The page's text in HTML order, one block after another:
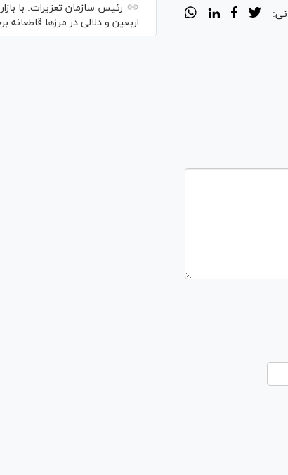
رئیس سازمان تعزیرات: با
اربعین و دلالی در مرز‌ها قاطعانه